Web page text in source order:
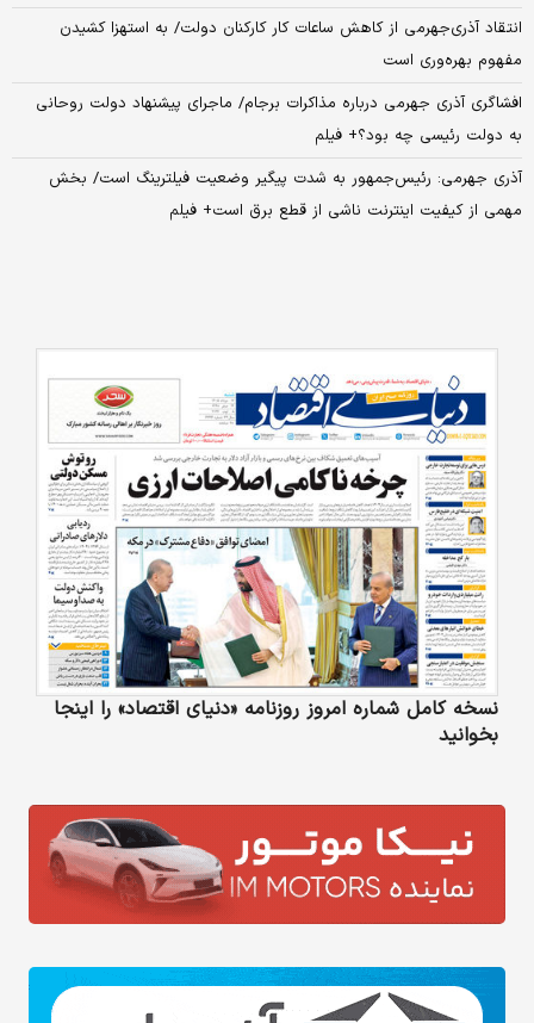
انتقاد آذری‌جهرمی از کاهش ساعات کار کارکنان دولت/ به استهزا کشیدن
مفهوم بهره‌وری است
افشاگری آذری جهرمی درباره مذاکرات برجام/ ماجرای پیشنهاد دولت روحانی
به دولت رئیسی چه بود؟+ فیلم
آذری جهرمی: رئیس‌جمهور به شدت پیگیر وضعیت فیلترینگ است/ بخش
مهمی از کیفیت اینترنت ناشی از قطع برق است+ فیلم
نسخه کامل شماره امروز روزنامه «دنیای‌ اقتصاد» را اینجا
بخوانید